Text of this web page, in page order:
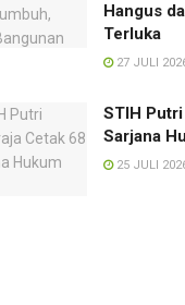
Hangus
Terluka
27 JULI
STIH
Sarjana
25 JULI